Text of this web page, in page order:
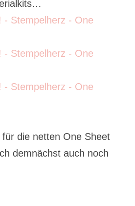
für die netten One Sheet
demnächst auch noch